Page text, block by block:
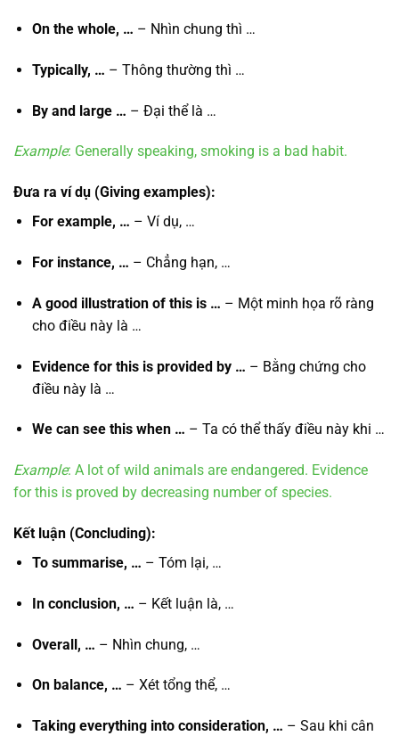
On the whole, … – Nhìn chung thì …
Typically, … – Thông thường thì …
By and large … – Đại thể là …
Example: Generally speaking, smoking is a bad habit.
Đưa ra ví dụ (Giving examples):
For example, … – Ví dụ, …
For instance, … – Chẳng hạn, …
A good illustration of this is … – Một minh họa rõ ràng
cho điều này là …
Evidence for this is provided by … – Bằng chứng cho
điều này là …
We can see this when … – Ta có thể thấy điều này khi …
Example: A lot of wild animals are endangered. Evidence
for this is proved by decreasing number of species.
Kết luận (Concluding):
To summarise, … – Tóm lại, …
In conclusion, … – Kết luận là, …
Overall, … – Nhìn chung, …
On balance, … – Xét tổng thể, …
Taking everything into consideration, … – Sau khi cân